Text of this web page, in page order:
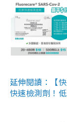
延伸閱讀：【
快速檢測劑！